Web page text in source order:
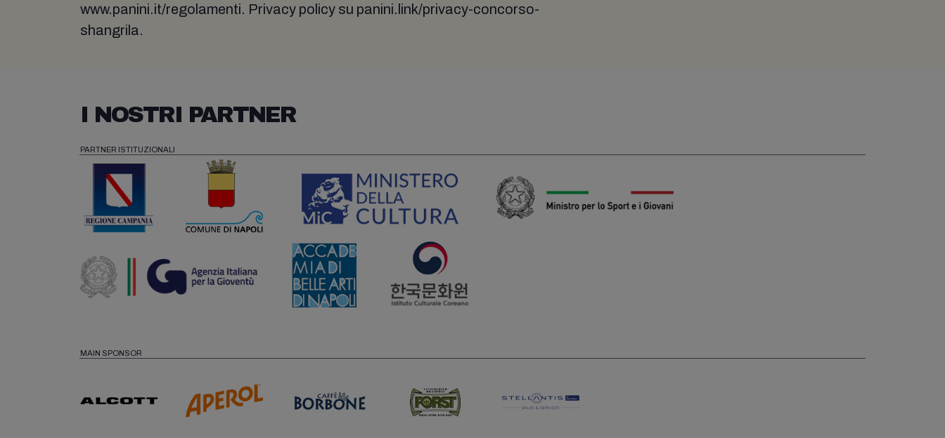
www.panini.it/regolamenti. Privacy policy su panini.link/privacy-concorso-
shangrila.
I NOSTRI PARTNER
PARTNER ISTITUZIONALI
MAIN SPONSOR